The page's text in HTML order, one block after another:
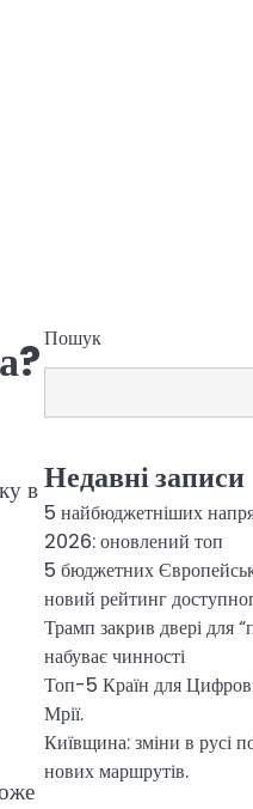
в
Пошук
Недавні записи
5 найбюджетніших
2026: оновлений топ
5 бюджетних
новий рейтинг
Трамп закрив двері для
набуває чинності
Топ-5 Країн для
Мрії.
Київщина: зміни в русі
нових маршрутів.